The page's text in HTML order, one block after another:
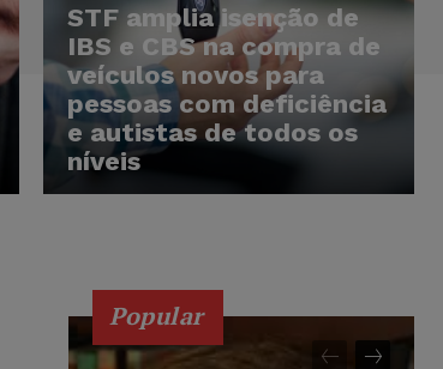
STF amplia isenção de
IBS e CBS na compra de
veículos novos para
pessoas com deficiência
e autistas de todos os
níveis
Popular